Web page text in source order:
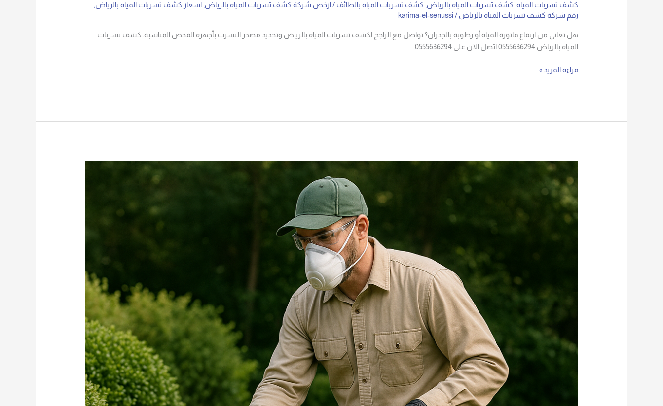
كشف تسربات المياه كشف تسربات المياه بالرياض كشف تسربات المياه بالطائف /ارخص شركة كشف تسربات المياه بالرياض ,اسعار كشف تسربات المياه بالرياض
رقم شركة كشف تسربات المياه بالرياض /
karima-el-senussi
هل تعاني من ارتفاع فاتورة المياه أو رطوبة بالجدران؟ تواصل مع الراجح لكشف تسربات المياه بالرياض وتحديد مصدر التسرب بأجهزة الفحص المناسبة. كشف تسربات
المياه بالرياض 0555636294 اتصل الآن على 0555636294.
قراءة المزيد »
مكافحة
حشرات
بالرياض
ضمان
كامل